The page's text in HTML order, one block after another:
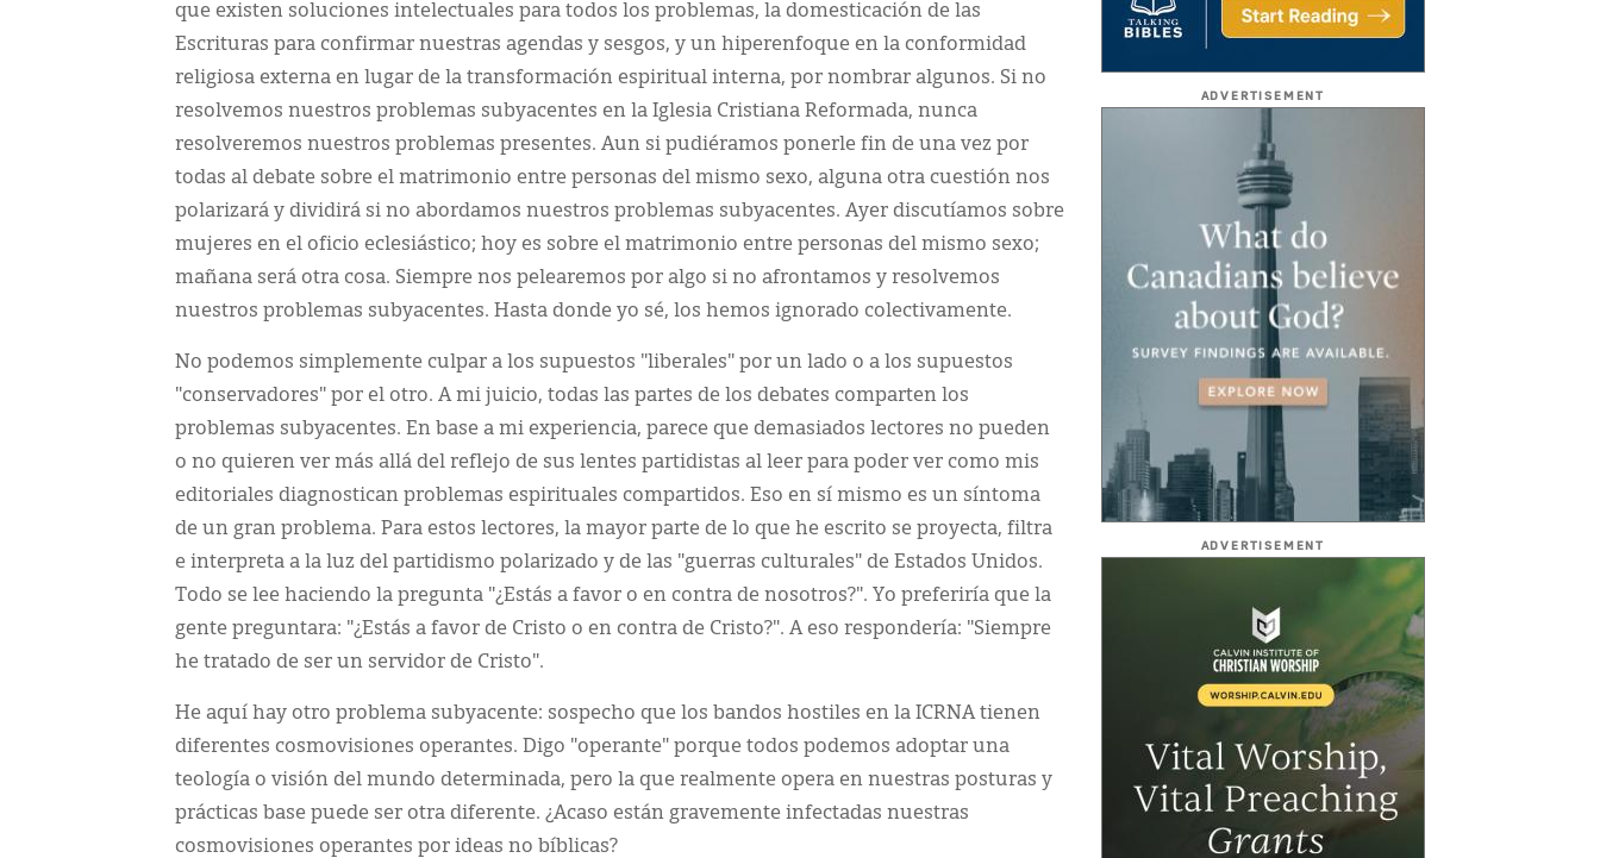
que existen soluciones intelectuales para todos los problemas, la domesticación de las
Escrituras para confirmar nuestras agendas y sesgos, y un hiperenfoque en la conformidad
religiosa externa en lugar de la transformación espiritual interna, por nombrar algunos. Si no
resolvemos nuestros problemas subyacentes en la Iglesia Cristiana Reformada, nunca
resolveremos nuestros problemas presentes. Aun si pudiéramos ponerle fin de una vez por
todas al debate sobre el matrimonio entre personas del mismo sexo, alguna otra cuestión nos
polarizará y dividirá si no abordamos nuestros problemas subyacentes. Ayer discutíamos sobre
mujeres en el oficio eclesiástico; hoy es sobre el matrimonio entre personas del mismo sexo;
mañana será otra cosa. Siempre nos pelearemos por algo si no afrontamos y resolvemos
nuestros problemas subyacentes. Hasta donde yo sé, los hemos ignorado colectivamente.
No podemos simplemente culpar a los supuestos "liberales" por un lado o a los supuestos
"conservadores" por el otro. A mi juicio, todas las partes de los debates comparten los
problemas subyacentes. En base a mi experiencia, parece que demasiados lectores no pueden
o no quieren ver más allá del reflejo de sus lentes partidistas al leer para poder ver como mis
editoriales diagnostican problemas espirituales compartidos. Eso en sí mismo es un síntoma
de un gran problema. Para estos lectores, la mayor parte de lo que he escrito se proyecta, filtra
e interpreta a la luz del partidismo polarizado y de las "guerras culturales" de Estados Unidos.
Todo se lee haciendo la pregunta "¿Estás a favor o en contra de nosotros?". Yo preferiría que la
gente preguntara: "¿Estás a favor de Cristo o en contra de Cristo?". A eso respondería: "Siempre
he tratado de ser un servidor de Cristo".
He aquí hay otro problema subyacente: sospecho que los bandos hostiles en la ICRNA tienen
diferentes cosmovisiones operantes. Digo "operante" porque todos podemos adoptar una
teología o visión del mundo determinada, pero la que realmente opera en nuestras posturas y
prácticas base puede ser otra diferente. ¿Acaso están gravemente infectadas nuestras
cosmovisiones operantes por ideas no bíblicas?
ADVERTISEMENT
ADVERTISEMENT